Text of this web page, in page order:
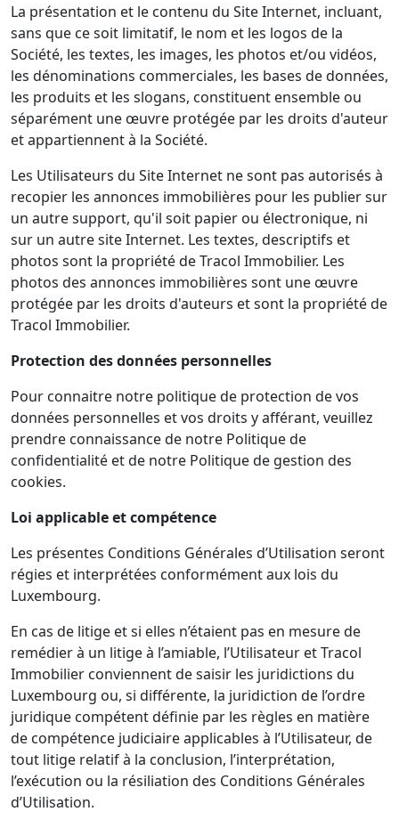
La présentation et le contenu du Site Internet, incluant,
sans que ce soit limitatif, le nom et les logos de la
Société, les textes, les images, les photos et/ou vidéos,
les dénominations commerciales, les bases de données,
les produits et les slogans, constituent ensemble ou
séparément une œuvre protégée par les droits d'auteur
et appartiennent à la Société.
Les Utilisateurs du Site Internet ne sont pas autorisés à
recopier les annonces immobilières pour les publier sur
un autre support, qu'il soit papier ou électronique, ni
sur un autre site Internet. Les textes, descriptifs et
photos sont la propriété de Tracol Immobilier. Les
photos des annonces immobilières sont une œuvre
protégée par les droits d'auteurs et sont la propriété de
Tracol Immobilier.
Protection des données personnelles
Pour connaitre notre politique de protection de vos
données personnelles et vos droits y afférant, veuillez
prendre connaissance de notre Politique de
confidentialité et de notre Politique de gestion des
cookies.
Loi applicable et compétence
Les présentes Conditions Générales d’Utilisation seront
régies et interprétées conformément aux lois du
Luxembourg.
En cas de litige et si elles n’étaient pas en mesure de
remédier à un litige à l’amiable, l’Utilisateur et Tracol
Immobilier conviennent de saisir les juridictions du
Luxembourg ou, si différente, la juridiction de l’ordre
juridique compétent définie par les règles en matière
de compétence judiciaire applicables à l’Utilisateur, de
tout litige relatif à la conclusion, l’interprétation,
l’exécution ou la résiliation des Conditions Générales
d’Utilisation.